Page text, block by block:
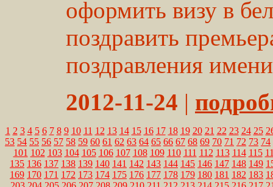
оформить визу в
поздравить
поздравления
2012-11-24 |
1 2 3 4 5 6 7 8 9 10 11 12 13 14 15 16 17 18 19 20 21 22 23 24 25
53 54 55 56 57 58 59 60 61 62 63 64 65 66 67 68 69 70 71 72 73 74
101 102 103 104 105 106 107 108 109 110 111 112 113 114 115
135 136 137 138 139 140 141 142 143 144 145 146 147 148 149
169 170 171 172 173 174 175 176 177 178 179 180 181 182 183